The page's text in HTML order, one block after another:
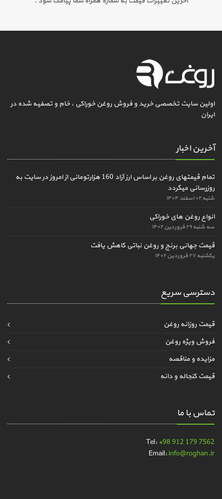
اولین سایت تخصصی خرید و فروش روغن خوراکی ، خام و تصفیه شده در
ایران
آخرین اخبار
تمام قیمتهای روغن بر اساس ارز آزاد 160 هزارتومانی از امروز در سایت به
روزرسانی میگردد
شنبه ۰۲ اسفند ۱۴۰۴
انواع روغن های خوراکی
سه شنبه ۲۹ فروردین ۱۴۰۲
قیمت جهانی برنج و روغن نباتی کاهش یافت
یکشنبه ۲۷ فروردین ۱۴۰۲
دسترسی سریع
قیمت روزانه روغن
فروش ویژه روغن
مزایده و مناقصه
قیمت کنجاله و دانه
تماس با ما
Tel: +98 912 179 7562
Email:info@roghan.ir